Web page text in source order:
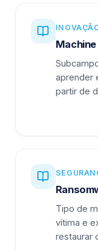
aprender
partir de
Tipo de
vítima e
restaurar